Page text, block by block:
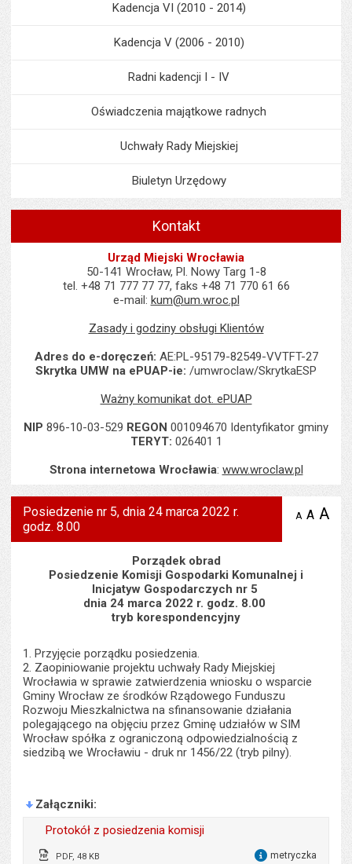
Kadencja VI (2010 - 2014)
Kadencja V (2006 - 2010)
Radni kadencji I - IV
Oświadczenia majątkowe radnych
Uchwały Rady Miejskiej
Biuletyn Urzędowy
Kontakt
Urząd Miejski Wrocławia
50-141 Wrocław, Pl. Nowy Targ 1-8
tel. +48 71 777 77 77, faks +48 71 770 61 66
e-mail: kum@um.wroc.pl
Zasady i godziny obsługi Klientów
Adres do e-doręczeń: AE:PL-95179-82549-VVTFT-27
Skrytka UMW na ePUAP-ie: /umwroclaw/SkrytkaESP
Ważny komunikat dot. ePUAP
NIP 896-10-03-529 REGON 001094670 Identyfikator gminy
TERYT: 026401 1
Strona internetowa Wrocławia: www.wroclaw.pl
Posiedzenie nr 5, dnia 24 marca 2022 r.
godz. 8.00
A zmniejsz
A A
Porządek obrad
Posiedzenie Komisji Gospodarki Komunalnej i
Inicjatyw Gospodarczych nr 5
dnia 24 marca 2022 r. godz. 8.00
tryb korespondencyjny
1. Przyjęcie porządku posiedzenia.
2. Zaopiniowanie projektu uchwały Rady Miejskiej
Wrocławia w sprawie zatwierdzenia wniosku o wsparcie
Gminy Wrocław ze środków Rządowego Funduszu
Rozwoju Mieszkalnictwa na sfinansowanie działania
polegającego na objęciu przez Gminę udziałów w SIM
Wrocław spółka z ograniczoną odpowiedzialnością z
siedzibą we Wrocławiu - druk nr 1456/22 (tryb pilny).
Załączniki
Protokół z posiedzenia komisji
PDF, 48 KB metryczka